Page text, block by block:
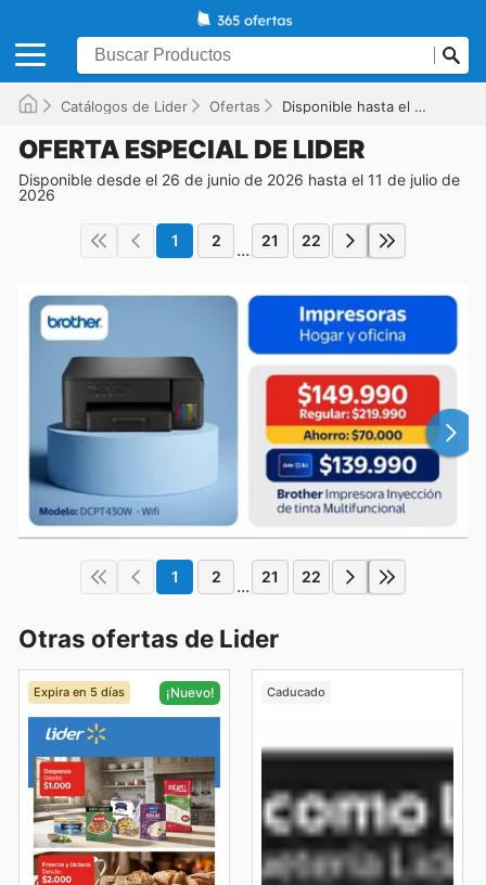
Catálogos de Lider Ofertas Disponible hasta el 11-07-2026
OFERTA ESPECIAL DE LIDER
Disponible desde el 26 de junio de 2026 hasta el 11 de julio de
2026
1 2 ... 21 22
1 2 ... 21 22
Otras ofertas de Lider
Expira en 5 días ¡Nuevo! Caducado